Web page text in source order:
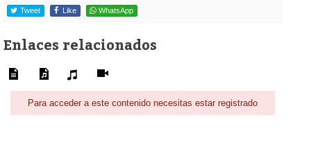
Tweet Like WhatsApp
Enlaces relacionados
Para acceder a este contenido necesitas estar registrado